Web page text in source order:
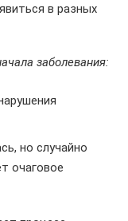
в разных
заболевания:
но случайно
очаговое